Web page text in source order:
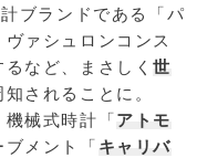
ブランドである「パ
ァシュロンコンス
るなど、まさしく世
知されることに。
械式時計「アトモ
ブメント「 キャリバ